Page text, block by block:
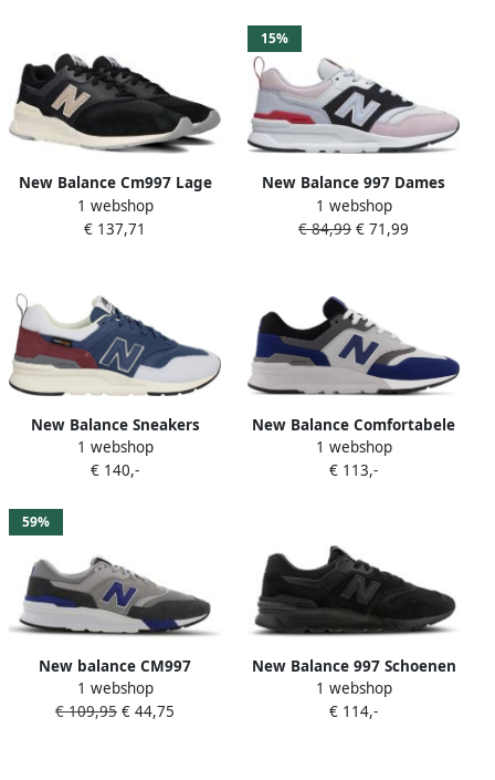
New Balance Cm997 Lage
sneakers Heren Zwart +
1 webshop
€ 137,71
15%
New Balance 997 Dames
Sneakers White Pink Grey
Black
1 webshop
€ 84,99 € 71,99
New Balance Sneakers
Blauw Heren
1 webshop
€ 140,-
New Balance Comfortabele
Heren Sportschoenen
Corduroy Sneakers Gray
1 webshop
€ 113,-
59%
New balance CM997
Sneakers
1 webshop
€ 109,95 € 44,75
New Balance 997 Schoenen
Black Textil Synthetisch
Leer Foot Locker
1 webshop
€ 114,-